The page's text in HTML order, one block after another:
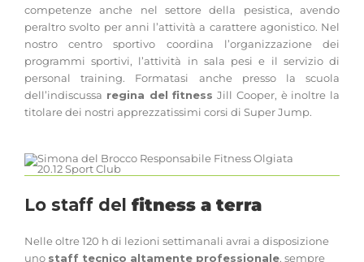
competenze anche nel settore della pesistica, avendo
peraltro svolto per anni l’attività a carattere agonistico. Nel
nostro centro sportivo coordina l’organizzazione dei
programmi sportivi, l’attività in sala pesi e il servizio di
personal training. Formatasi anche presso la scuola
dell’indiscussa regina del fitness Jill Cooper, è inoltre la
titolare dei nostri apprezzatissimi corsi di Super Jump.
Lo staff del fitness a terra
Nelle oltre 120 h di lezioni settimanali avrai a disposizione
uno staff tecnico altamente professionale, sempre